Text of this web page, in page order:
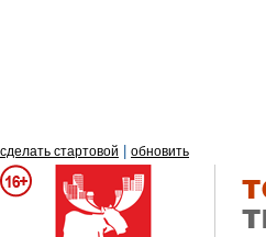
сделать стартовой обновить